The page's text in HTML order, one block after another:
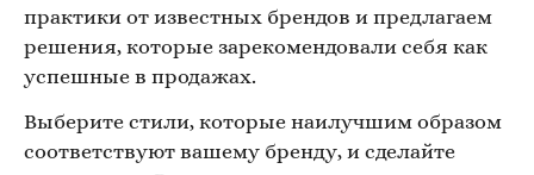
практики от известных брендов и предлагаем
решения, которые зарекомендовали себя как
успешные в продажах.
Выберите стили, которые наилучшим образом
соответствуют вашему бренду, и сделайте